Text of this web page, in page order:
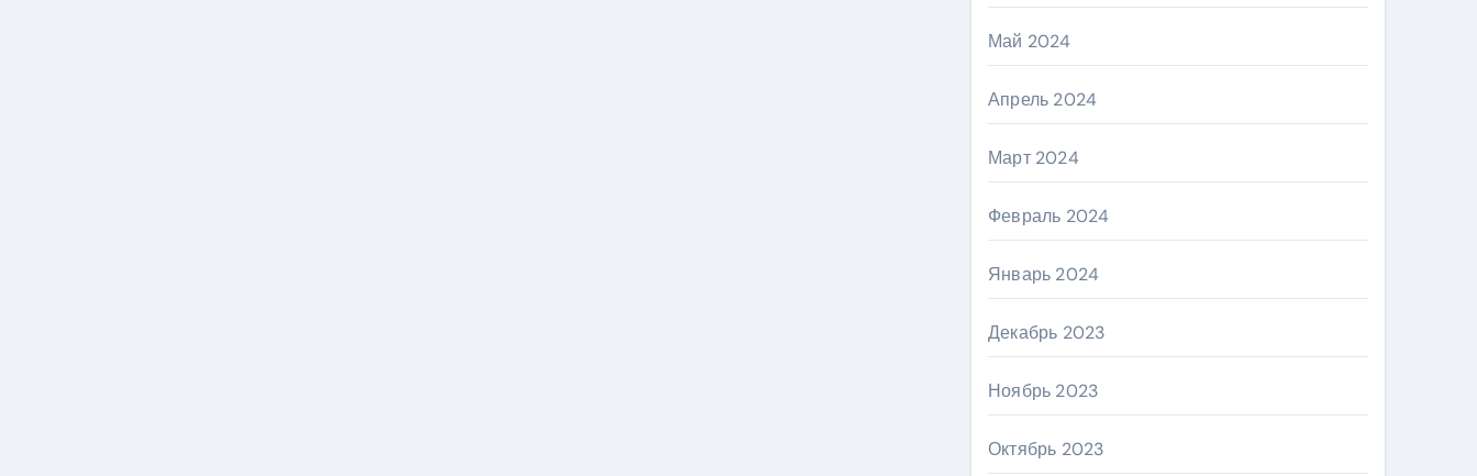
Май 2024
Апрель 2024
Март 2024
Февраль 2024
Январь 2024
Декабрь 2023
Ноябрь 2023
Октябрь 2023